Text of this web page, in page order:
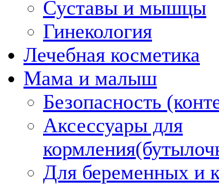
Суставы и мышцы
Гинекология
Лечебная косметика
Мама и малыш
Безопасность
Аксессуары для
Для беременных и